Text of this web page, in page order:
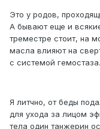
Это у родов,
А бывают еще и
треместре стоит, на
масла влияют на
с системой гемостаза.
Я литчно, от беды
для ухода за лицом
тела один танжерин